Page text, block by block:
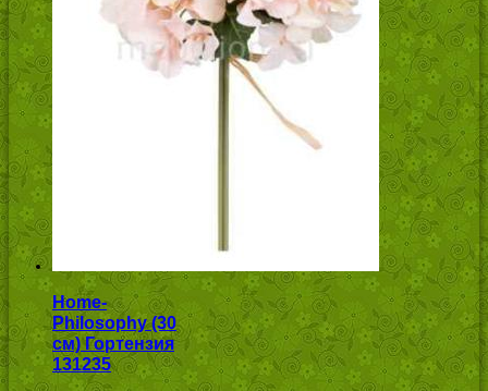
Home-
Philosophy (30
см) Гортензия
131235